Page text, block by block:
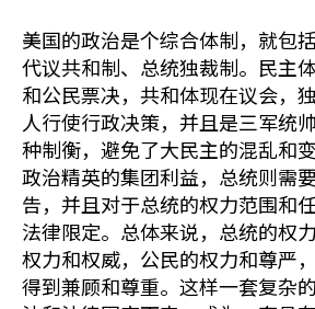
美国的政治是个综合体制，就包
代议共和制、总统独裁制。民主
和公民票决，共和体现在议会，
人行使行政决策，并且是三军统
种制衡，避免了大民主的混乱和
政治精英的集团利益，总统则需
告，并且对于总统的权力范围和
法律限定。总体来说，总统的权
权力和权威，公民的权力和尊严
得到兼顾和尊重。这样一套复杂